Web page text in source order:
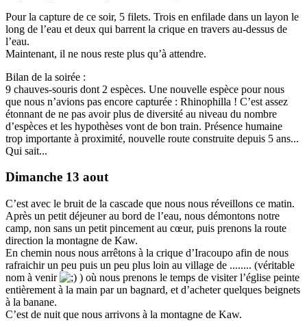
Pour la capture de ce soir, 5 filets. Trois en enfilade dans un layon le
long de l’eau et deux qui barrent la crique en travers au-dessus de
l’eau.
Maintenant, il ne nous reste plus qu’à attendre.
Bilan de la soirée :
9 chauves-souris dont 2 espèces. Une nouvelle espèce pour nous
que nous n’avions pas encore capturée : Rhinophilla ! C’est assez
étonnant de ne pas avoir plus de diversité au niveau du nombre
d’espèces et les hypothèses vont de bon train. Présence humaine
trop importante à proximité, nouvelle route construite depuis 5 ans...
Qui sait...
Dimanche 13 aout
C’est avec le bruit de la cascade que nous nous réveillons ce matin.
Après un petit déjeuner au bord de l’eau, nous démontons notre
camp, non sans un petit pincement au cœur, puis prenons la route
direction la montagne de Kaw.
En chemin nous nous arrêtons à la crique d’Iracoupo afin de nous
rafraichir un peu puis un peu plus loin au village de ........ (véritable
nom à venir
) où nous prenons le temps de visiter l’église peinte
entièrement à la main par un bagnard, et d’acheter quelques beignets
à la banane.
C’est de nuit que nous arrivons à la montagne de Kaw.